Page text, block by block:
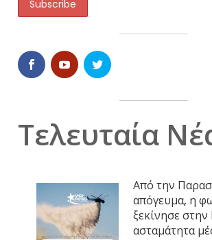
Τελευταία
Από την
απόγευμα, η
ξεκίνησε στην
ασταμάτητα